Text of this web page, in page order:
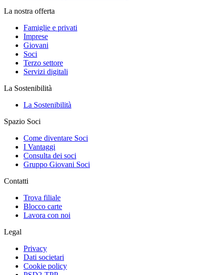
La nostra offerta
Famiglie e privati
Imprese
Giovani
Soci
Terzo settore
Servizi digitali
La Sostenibilità
La Sostenibilità
Spazio Soci
Come diventare Soci
I Vantaggi
Consulta dei soci
Gruppo Giovani Soci
Contatti
Trova filiale
Blocco carte
Lavora con noi
Legal
Privacy
Dati societari
Cookie policy